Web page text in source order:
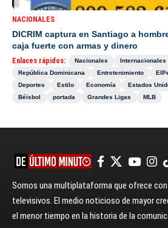
NACIONALES
DICRIM captura en Santiago a
caja fuerte con armas y dinero
Enlaces rápidos: Nacionales Internacionales
República Dominicana
Entretenimiento
Deportes
Estilo Economía Estados
Béisbol
portada Grandes Ligas MLB
Somos una multiplataforma que ofrece
televisivos. El medio noticioso de mayor
el menor tiempo en la historia de la